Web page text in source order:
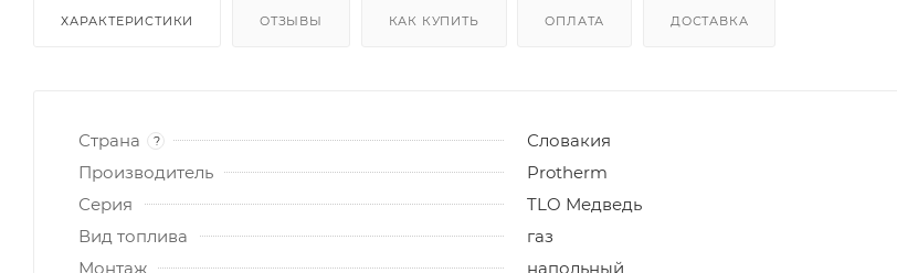
ХАРАКТЕРИСТИКИ ОТЗЫВЫ КАК КУПИТЬ ОПЛАТА ДОСТАВКА
Страна ?
Словакия
Производитель
Protherm
Серия
TLO Медведь
Вид топлива
газ
Монтаж
напольный